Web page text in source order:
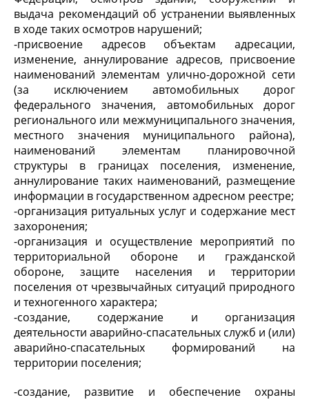
выдача рекомендаций об устранении выявленных
в ходе таких осмотров нарушений;
-присвоение адресов объектам адресации,
изменение, аннулирование адресов, присвоение
наименований элементам улично-дорожной сети
(за исключением автомобильных дорог
федерального значения, автомобильных дорог
регионального или межмуниципального значения,
местного значения муниципального района),
наименований элементам планировочной
структуры в границах поселения, изменение,
аннулирование таких наименований, размещение
информации в государственном адресном реестре;
-организация ритуальных услуг и содержание мест
захоронения;
-организация и осуществление мероприятий по
территориальной обороне и гражданской
обороне, защите населения и территории
поселения от чрезвычайных ситуаций природного
и техногенного характера;
-создание, содержание и организация
деятельности аварийно-спасательных служб и (или)
аварийно-спасательных формирований на
территории поселения;
-создание, развитие и обеспечение охраны